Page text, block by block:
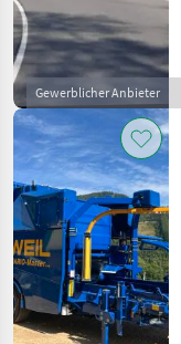
Gewerblicher Anbieter